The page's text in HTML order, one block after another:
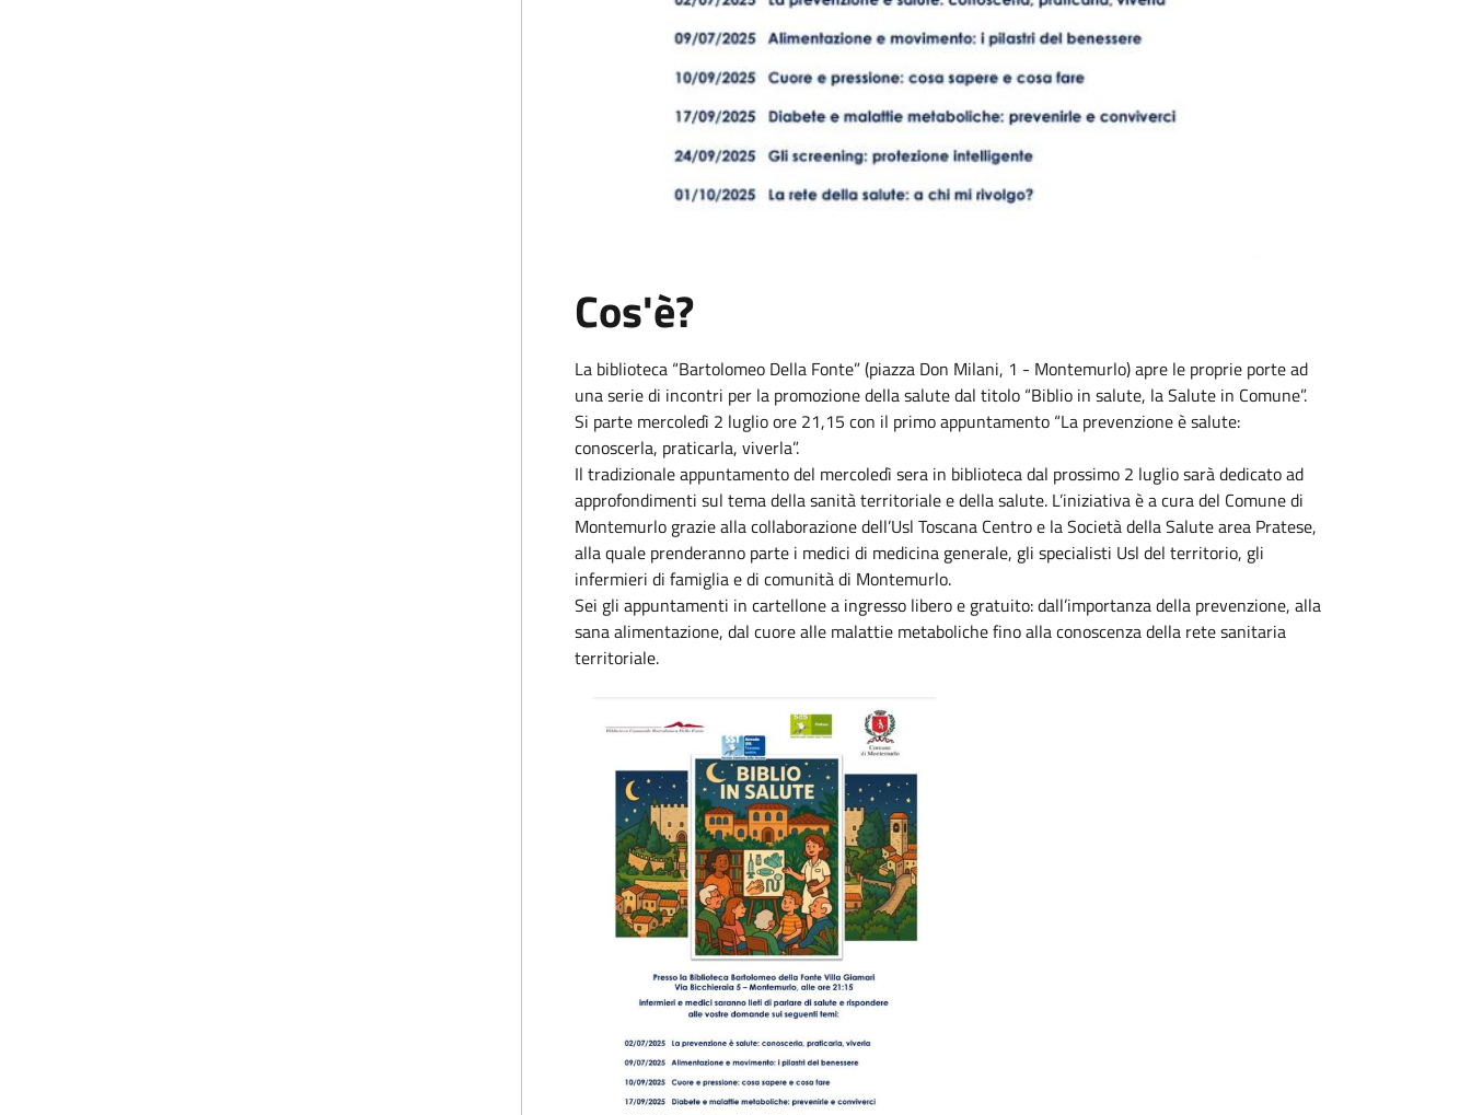
Cos'è?
La biblioteca “Bartolomeo Della Fonte” (piazza Don Milani, 1 - Montemurlo) apre le proprie porte ad
una serie di incontri per la promozione della salute dal titolo “Biblio in salute, la Salute in Comune”.
Si parte mercoledì 2 luglio ore 21,15 con il primo appuntamento “La prevenzione è salute:
conoscerla, praticarla, viverla”.
Il tradizionale appuntamento del mercoledì sera in biblioteca dal prossimo 2 luglio sarà dedicato ad
approfondimenti sul tema della sanità territoriale e della salute. L’iniziativa è a cura del Comune di
Montemurlo grazie alla collaborazione dell’Usl Toscana Centro e la Società della Salute area Pratese,
alla quale prenderanno parte i medici di medicina generale, gli specialisti Usl del territorio, gli
infermieri di famiglia e di comunità di Montemurlo.
Sei gli appuntamenti in cartellone a ingresso libero e gratuito: dall’importanza della prevenzione, alla
sana alimentazione, dal cuore alle malattie metaboliche fino alla conoscenza della rete sanitaria
territoriale.